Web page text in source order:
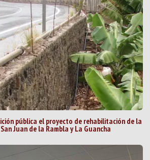
pública el proyecto de rehabilitación de la
Juan de la Rambla y La Guancha